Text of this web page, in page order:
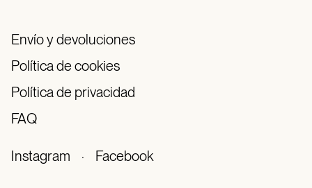
Envío y devoluciones
Política de cookies
Política de privacidad
FAQ
Instagram · Facebook